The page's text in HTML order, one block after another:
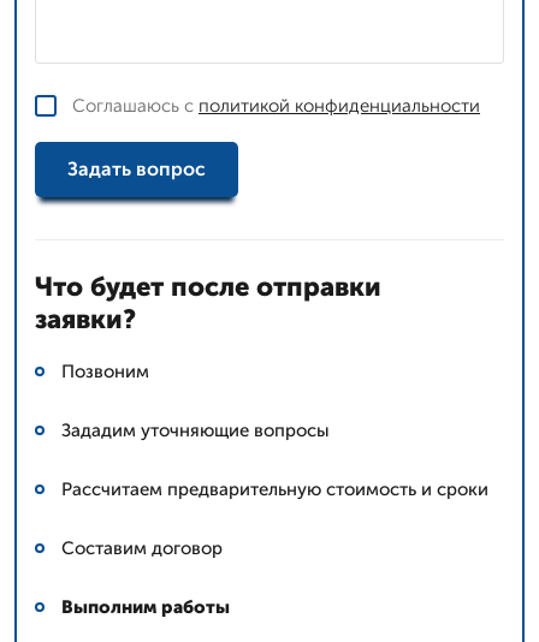
Соглашаюсь с политикой конфиденциальности
Задать вопрос
Что будет после отправки
заявки?
Позвоним
Зададим уточняющие вопросы
Рассчитаем предварительную стоимость и сроки
Составим договор
Выполним работы